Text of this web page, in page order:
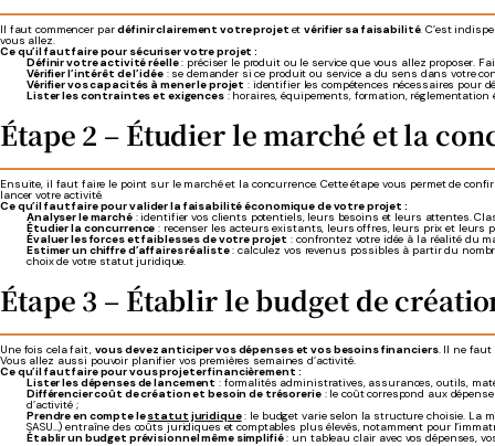
Il faut commencer pardéfinir clairement votre projet etvérifier sa faisabilité. C’est
vous allez.
Ce qu’il faut faire pour sécuriser votre projet :
Définir votre activité réelle: préciser le produit ou le service que vous allez proposer.
Vérifier l’intérêt de l’idée: se demander si ce produit ou service a du sens dans votre
Vérifier vos capacités à mener le projet : identifier les compétences nécessaires pour
Lister les contraintes et exigences: horaires, équipements, formation, réglementation
Étape 2 – Étudier le marché et la
Ensuite, il faut faire le point sur le marché et la concurrence. Cette étape vous permet de
lancer votre activité.
Ce qu’il faut faire pour valider la faisabilité économique de votre projet :
Analyser le marché: identifier vos clients potentiels, leurs besoins et leurs attentes.
Étudier la concurrence : recenser les acteurs existants, leurs offres, leurs prix et
Évaluer les forces et faiblesses de votre projet : confrontez votre idée à la réalité du
Estimer un chiffre d’affaires réaliste: calculez vos revenus possibles à partir du
choix de votre statut juridique.
Étape 3 – Établir le budget de
Une fois cela fait, vous devez anticiper vos dépenses et vos besoins financiers. Il ne faut
Vous allez aussi pouvoir planifier vos premières semaines d’activité.
Ce qu’il faut faire pour vous projeter financièrement :
Lister les dépenses de lancement : formalités administratives, assurances, outils,
Différencier coût de création et besoin de trésorerie: le coût correspond aux
d’activité ;
Prendre en compte lestatut juridique: le budget varie selon la structure choisie. La
SASU…) entraîne des coûts juridiques et comptables plus élevés, notamment pour
Établir un budget prévisionnel même simplifié: un tableau clair avec vos dépenses,